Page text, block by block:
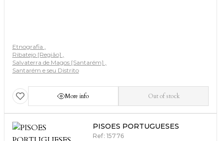
Etnografia
Ribatejo [Região]
Salvaterra de Magos [Santarém]
Santarém e seu Distrito
More info Out of stock
PISOES PORTUGUESES
Ref: 15776